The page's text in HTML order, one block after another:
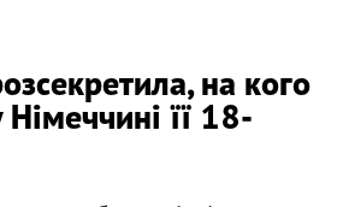
на кого
Німеччині її 18-